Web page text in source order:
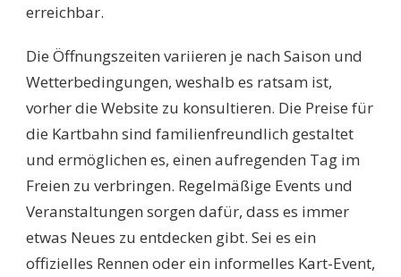
erreichbar.
Die Öffnungszeiten variieren je nach Saison und
Wetterbedingungen, weshalb es ratsam ist,
vorher die Website zu konsultieren. Die Preise für
die Kartbahn sind familienfreundlich gestaltet
und ermöglichen es, einen aufregenden Tag im
Freien zu verbringen. Regelmäßige Events und
Veranstaltungen sorgen dafür, dass es immer
etwas Neues zu entdecken gibt. Sei es ein
offizielles Rennen oder ein informelles Kart-Event,